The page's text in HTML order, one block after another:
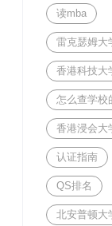
读mba
雷克瑟姆大
香港科技大
怎么查学校
香港浸会大
认证指南
QS排名
北安普顿大